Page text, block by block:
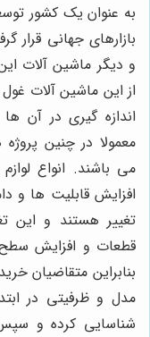
به عنوان یک کشور
بازارهای جهانی قرار
و دیگر ماشین آلات
از این ماشین آلات
اندازه گیری در آن
معمولا در چنین
می باشند. انواع
افزایش قابلیت ها و
تغییر هستند و این
قطعات و افزایش
بنابراین متقاضیان خرید
مدل و ظرفیتی در
شناسایی کرده و